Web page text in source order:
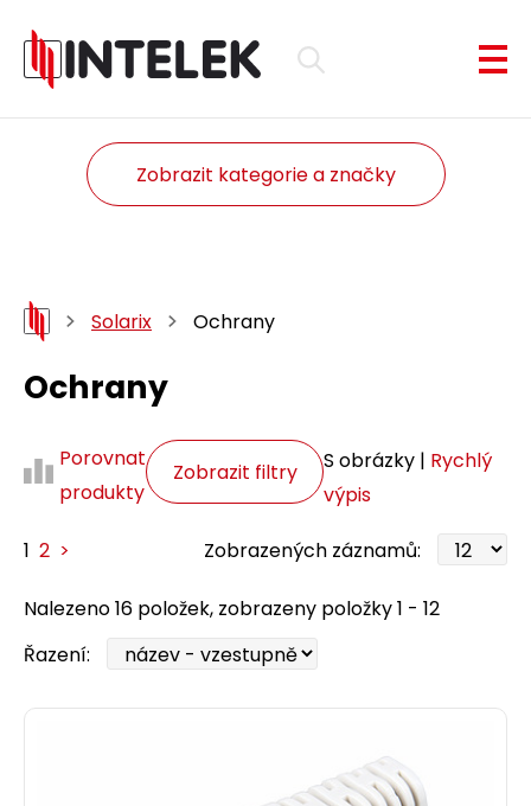
Zobrazit kategorie a značky
Solarix Ochrany
Ochrany
Porovnat
produkty
Zobrazit filtry S obrázky | Rychlý
výpis
1 2 > Zobrazených záznamů:
Nalezeno 16 položek, zobrazeny položky 1 - 12
Řazení: